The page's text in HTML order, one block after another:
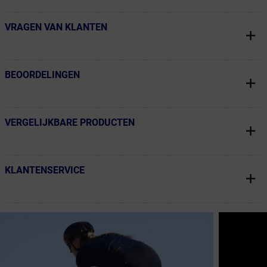
← Terug naar productnavigatie
VRAGEN VAN KLANTEN
← Terug naar productnavigatie
BEOORDELINGEN
← Terug naar productnavigatie
VERGELIJKBARE PRODUCTEN
← Terug naar productnavigatie
KLANTENSERVICE